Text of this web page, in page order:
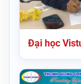
Đại học